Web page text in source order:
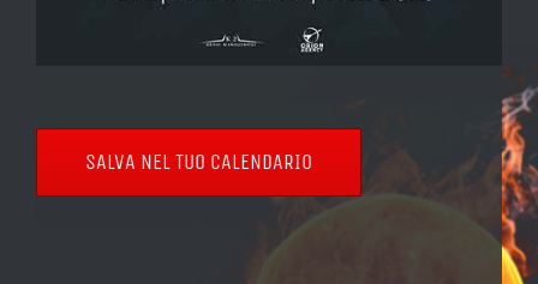
SALVA NEL TUO CALENDARIO